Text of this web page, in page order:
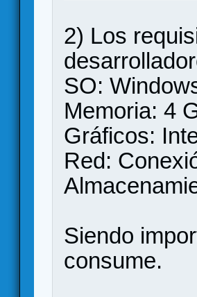
2) Los
SO:
Memoria: 4
Gráficos:
Red:
Siendo
consume.